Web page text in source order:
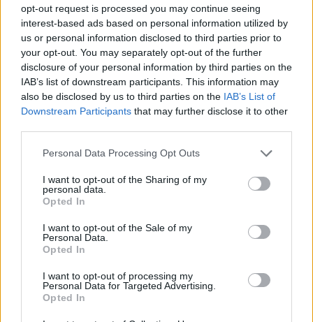
opt-out request is processed you may continue seeing
interest-based ads based on personal information utilized by
us or personal information disclosed to third parties prior to
your opt-out. You may separately opt-out of the further
disclosure of your personal information by third parties on the
IAB’s list of downstream participants. This information may
also be disclosed by us to third parties on the IAB’s List of
Downstream Participants that may further disclose it to other
Please note that this website/app uses one or more Google
not limited to your visit or usage behaviour. You may click to
grant or deny consent to Google and its third-party tags to
use your data for below specified purposes in below Google
consent section.
Personal Data Processing Opt Outs
I want to opt-out of the Sharing of my
personal data.
Opted In
I want to opt-out of the Sale of my
Personal Data.
Opted In
I want to opt-out of processing my
Personal Data for Targeted Advertising.
Opted In
07. 31.
HAGYD A SÓT: EGY CSIPET EBBŐL A FŐZŐVÍZBE,
ÉS SOKKAL FINOMABB LESZ A FŐTT KRUMPLI
Titkos hozzávaló
24 ÓRA TOVÁBBI HÍREI
24 óra